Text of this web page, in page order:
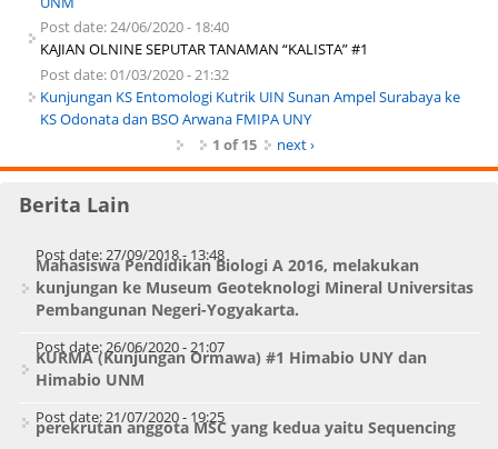
Post date:24/06/2020 - 18:40
KAJIAN OLNINE SEPUTAR TANAMAN “KALISTA” #1
Post date:01/03/2020 - 21:32
Kunjungan KS Entomologi Kutrik UIN Sunan Ampel Surabaya ke
KS Odonata dan BSO Arwana FMIPA UNY
1 of 15
next ›
Berita Lain
Post date:27/09/2018 - 13:48
Mahasiswa Pendidikan Biologi A 2016, melakukan
kunjungan ke Museum Geoteknologi Mineral Universitas
Pembangunan Negeri-Yogyakarta.
Post date:26/06/2020 - 21:07
KURMA (Kunjungan Ormawa) #1 Himabio UNY dan
Himabio UNM
Post date:21/07/2020 - 19:25
perekrutan anggota MSC yang kedua yaitu Sequencing